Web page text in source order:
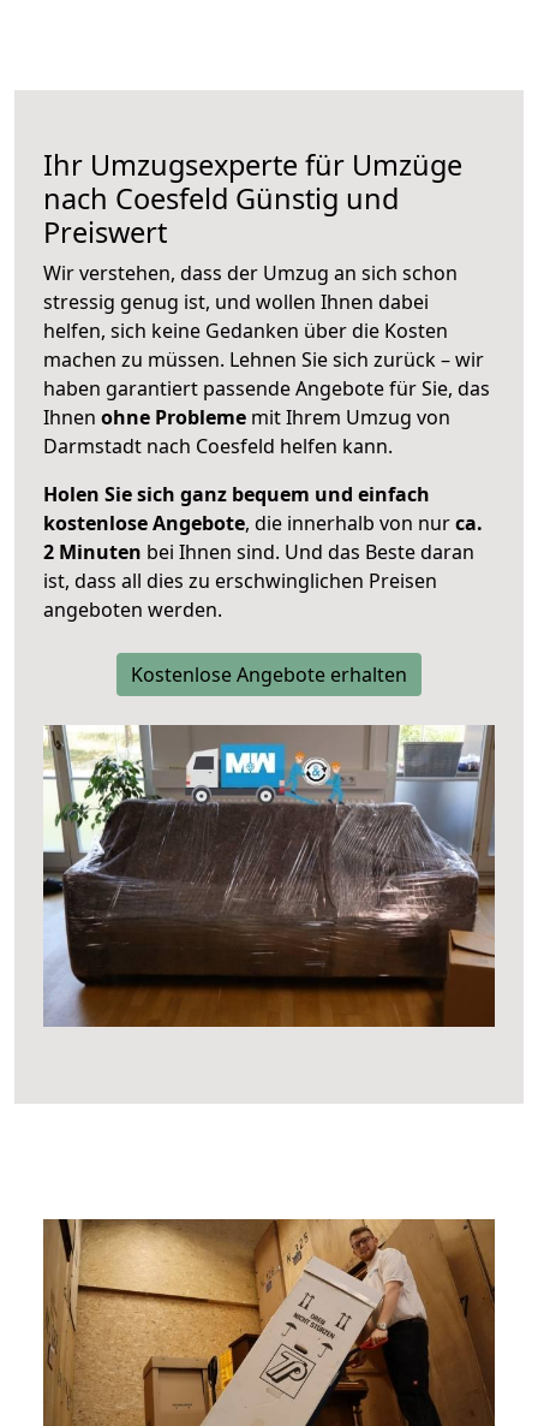
Ihr Umzugsexperte für Umzüge
nach Coesfeld Günstig und
Preiswert
Wir verstehen, dass der Umzug an sich schon
stressig genug ist, und wollen Ihnen dabei
helfen, sich keine Gedanken über die Kosten
machen zu müssen. Lehnen Sie sich zurück – wir
haben garantiert passende Angebote für Sie, das
Ihnen ohne Probleme mit Ihrem Umzug von
Darmstadt nach Coesfeld helfen kann.
Holen Sie sich ganz bequem und einfach
kostenlose Angebote, die innerhalb von nurca.
2 Minuten bei Ihnen sind. Und das Beste daran
ist, dass all dies zu erschwinglichen Preisen
angeboten werden.
Kostenlose Angebote erhalten